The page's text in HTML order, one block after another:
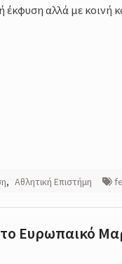
έκφυση αλλά με κοινή
, Αθλητική Επιστήμη
Ευρωπαικό